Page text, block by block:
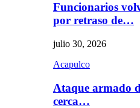
Funcionarios
por retraso de…
julio 30, 2026
Acapulco
Ataque armado
cerca…